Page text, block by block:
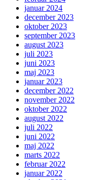
januar 2024
december 2023
oktober 2023
september 2023
august 2023
juli 2023
juni 2023
maj 2023
januar 2023
december 2022
november 2022
oktober 2022
august 2022
juli 2022
juni 2022
maj 2022
marts 2022
februar 2022
januar 2022